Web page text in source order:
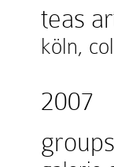
teas
köln,
2007